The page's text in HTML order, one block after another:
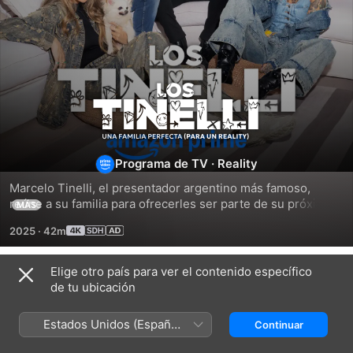
Los
Tinelli
Programa de TV · Reality
Marcelo Tinelli, el presentador argentino más famoso,
reúne a su familia para ofrecerles ser parte de su próximo
mundo, algo que Marcelo siempre hizo, pero que por el
contrario, sus hijos decididamente evitaron. Marcelo utiliza
todas sus herramientas para que una vez más (como casi
siempre) las cosas salgan como a él le gustan.
MÁS
2025 · 42m
Temporada 1
Elige otro país para ver el contenido específico
de tu ubicación
Estados Unidos (Español
México)
Continuar